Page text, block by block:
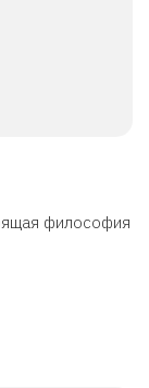
философия